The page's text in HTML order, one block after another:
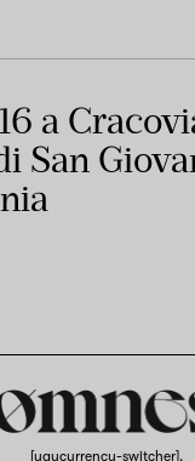
a
San
[yaycurrency-switcher].